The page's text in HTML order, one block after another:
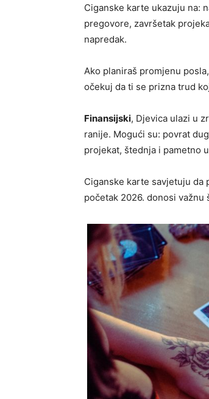
Ciganske karte ukazuju na:
pregovore, završetak
napredak.
Ako planiraš promjenu
očekuj da ti se prizna trud
Finansijski, Djevica ulazi u
ranije. Mogući su: povrat
projekat, štednja i pametno
Ciganske karte savjetuju
početak 2026. donosi